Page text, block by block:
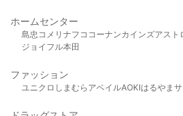
ホームセンター
島忠 コメリ ナフコ コーナンカインズアスト
ジョイフル本田
ファッション
ユニクロ しまむら アベイルAOKIはるやま